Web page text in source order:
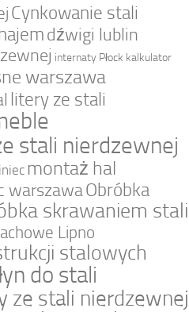
Cynkowanie stali
dźwigi lublin
internaty Płock kalkulator
warszawa
litery ze stali
stali nierdzewnej
montaż hal
warszawaObróbka
skrawaniem stali
Lipno
stalowych
do stali
ze stali nierdzewnej